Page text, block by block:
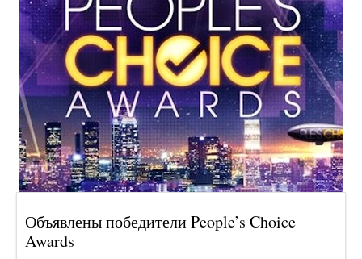
Объявлены победители People’s Choice
Awards